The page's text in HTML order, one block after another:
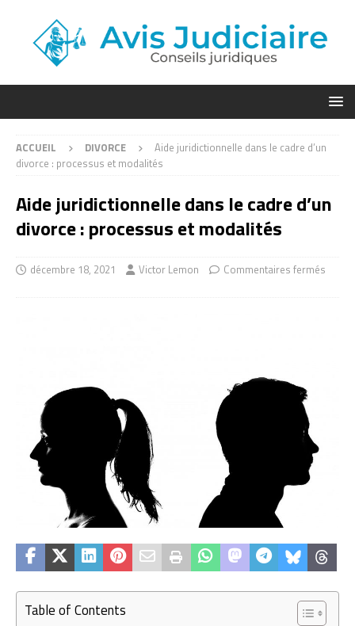
ACCUEIL DIVORCE
Aide juridictionnelle dans le cadre d’un
divorce : processus et modalités
Aide juridictionnelle dans le cadre d’un
divorce : processus et modalités
décembre 18, 2021 Victor Lemon Commentaires fermés
Table of Contents